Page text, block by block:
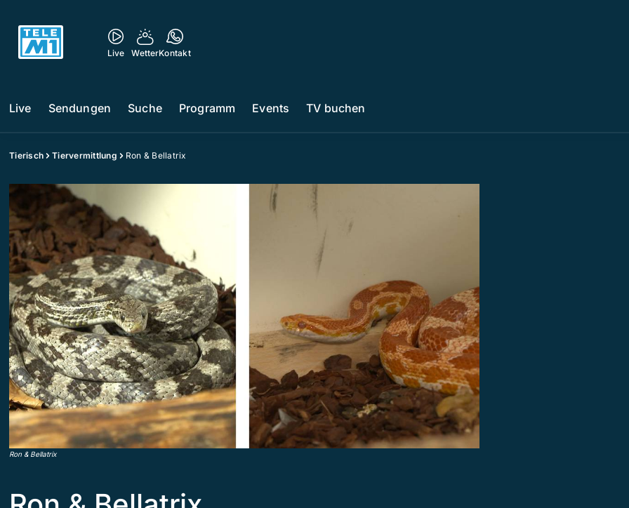
Live WetterKontakt
Live Sendungen Suche Programm Events TV buchen
Tierisch Tiervermittlung Ron & Bellatrix
Ron & Bellatrix